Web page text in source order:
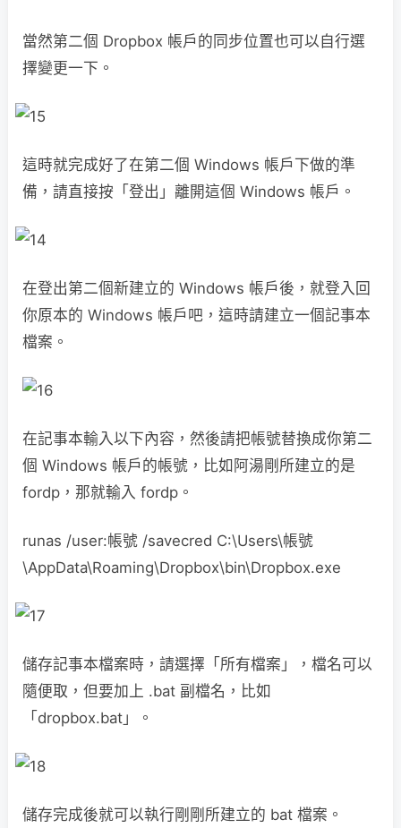
當然第二個 Dropbox 帳戶的同步位置也可以自行選
擇變更一下。
這時就完成好了在第二個 Windows 帳戶下做的準
備，請直接按「登出」離開這個 Windows 帳戶。
在登出第二個新建立的 Windows 帳戶後，就登入回
你原本的 Windows 帳戶吧，這時請建立一個記事本
檔案。
在記事本輸入以下內容，然後請把帳號替換成你第二
個 Windows 帳戶的帳號，比如阿湯剛所建立的是
fordp，那就輸入 fordp。
runas /user:帳號 /savecred C:\Users\帳號
\AppData\Roaming\Dropbox\bin\Dropbox.exe
儲存記事本檔案時，請選擇「所有檔案」，檔名可以
隨便取，但要加上 .bat 副檔名，比如
「dropbox.bat」。
儲存完成後就可以執行剛剛所建立的 bat 檔案。